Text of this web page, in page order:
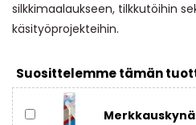
silkkimaalaukseen, tilkkutöihin
käsityöprojekteihin.
Suosittelemme tämän